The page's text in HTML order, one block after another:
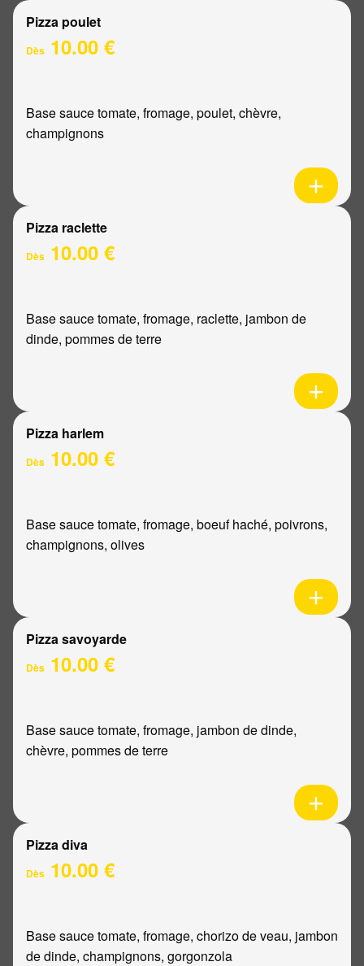
Pizza poulet
Dès 10.00 €
Base sauce tomate, fromage, poulet, chèvre,
champignons
Pizza raclette
Dès 10.00 €
Base sauce tomate, fromage, raclette, jambon de
dinde, pommes de terre
Pizza harlem
Dès 10.00 €
Base sauce tomate, fromage, boeuf haché, poivrons,
champignons, olives
Pizza savoyarde
Dès 10.00 €
Base sauce tomate, fromage, jambon de dinde,
chèvre, pommes de terre
Pizza diva
Dès 10.00 €
Base sauce tomate, fromage, chorizo de veau, jambon
de dinde, champignons, gorgonzola